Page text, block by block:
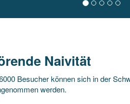
Naivität
Besucher können sich in der
werden.